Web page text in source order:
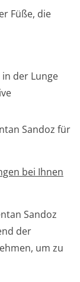
Füße, die
der Lunge
Sandoz für
bei Ihnen
Sandoz
der
um zu